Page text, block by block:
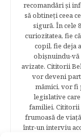
recomandări şi
să obtineţi ceea
sigură. În cele
curiozitatea, fie
copil, fie deja
obişnuindu-
avizate. Cititorii
vor deveni
mămici, vor fi
legislative
familiei. Cititorii
frumoasă de
într-un interviu